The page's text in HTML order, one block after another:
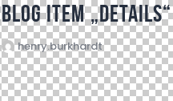
Blog item „Details“
henry.burkhardt